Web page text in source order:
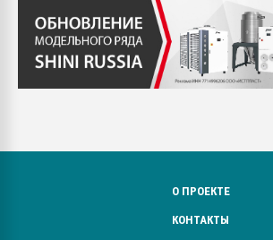
О ПРОЕКТЕ
КОНТАКТЫ